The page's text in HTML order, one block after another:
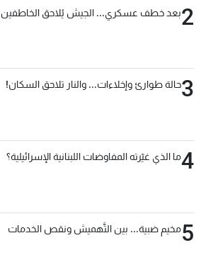
2بعد خطف عسكري... الجيش يُلاحق الخاطفين
3حالة طوارئ وإخلاءات... والنار تلاحق السكان!
4ما الذي غيّرته المفاوضات اللبنانية الإسرائيلية؟
5مخيم ضبية... بين التَّهميش ونقص الخدمات